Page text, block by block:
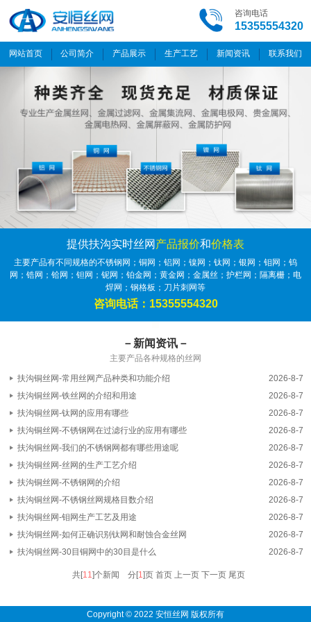
咨询电话
15355554320
网站首页 公司简介 产品展示 生产工艺 新闻资讯 联系我们
提供扶沟实时丝网 产品报价和价格表
主要产品有不同规格的不锈钢网；铜网；铝网；镍网；钛网；银网；钼网；钨
网；锆网；铪网；钽网；铌网；铂金网；黄金网；金属丝；护栏网；隔离栅；电
焊网；钢格板；刀片刺网等
咨询电话：15355554320
－新闻资讯－
主要产品各种规格的丝网
扶沟铜丝网-常用丝网产品种类和功能介绍
2026-8-7
扶沟铜丝网-铁丝网的介绍和用途
2026-8-7
扶沟铜丝网-钛网的应用有哪些
2026-8-7
扶沟铜丝网-不锈钢网在过滤行业的应用有哪些
2026-8-7
扶沟铜丝网-我们的不锈钢网都有哪些用途呢
2026-8-7
扶沟铜丝网-丝网的生产工艺介绍
2026-8-7
扶沟铜丝网-不锈钢网的介绍
2026-8-7
扶沟铜丝网-不锈钢丝网规格目数介绍
2026-8-7
扶沟铜丝网-钼网生产工艺及用途
2026-8-7
扶沟铜丝网-如何正确识别钛网和耐蚀合金丝网
2026-8-7
扶沟铜丝网-30目铜网中的30目是什么
2026-8-7
共[11]个新闻 分[1]页 首页 上一页 下一页 尾页
Copyright © 2022 安恒丝网 版权所有